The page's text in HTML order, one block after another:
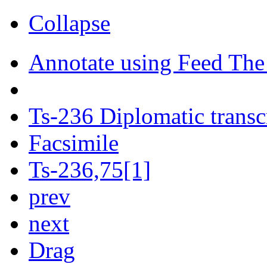
Collapse
Annotate using Feed
Ts-236 Diplomatic
Facsimile
Ts-236,75[1]
prev
next
Drag